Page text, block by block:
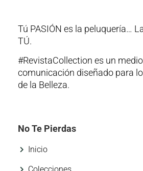
Tú PASIÓN es la peluquería…
TÚ.
#RevistaCollection es un
comunicación diseñado para
de la Belleza.
No Te Pierdas
Inicio